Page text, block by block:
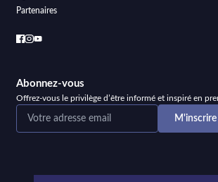
Partenaires
Abonnez-vous
Offrez-vous le privilège d’être informé et inspiré en